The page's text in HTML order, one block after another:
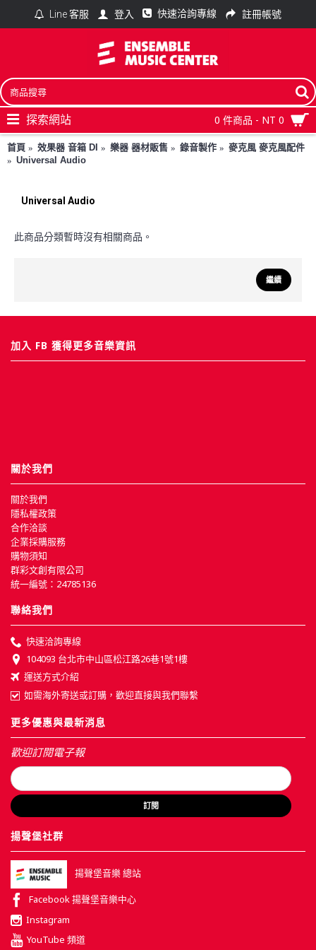
Line 客服 登入 快速洽詢專線 註冊帳號
0 件商品 - NT 0
探索網站
首頁 效果器 音箱 DI 樂器 器材販售 錄音製作
麥克風 麥克風配件
Universal Audio
Universal Audio
此商品分類暫時沒有相關商品。
繼續
加入 FB 獲得更多音樂資訊
關於我們
關於我們
隱私權政策
合作洽談
企業採購服務
購物須知
群彩文創有限公司
統一編號：24785136
聯絡我們
快速洽詢專線
104093 台北市中山區松江路26巷1號1樓
運送方式介紹
如需海外寄送或訂購，歡迎直接與我們聯繫
更多優惠與最新消息
歡迎訂閱電子報
訂閱
揚聲堡社群
揚聲堡音樂 總站
Facebook 揚聲堡音樂中心
Instagram
YouTube 頻道